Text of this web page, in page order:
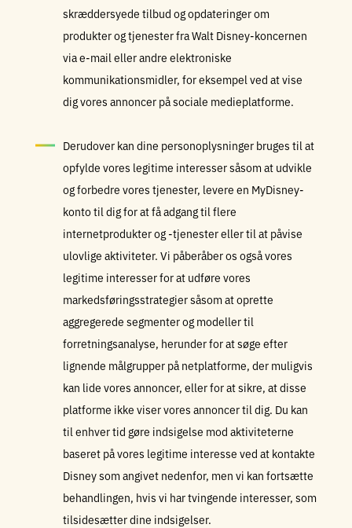
skræddersyede tilbud og opdateringer om
produkter og tjenester fra Walt Disney-koncernen
via e-mail eller andre elektroniske
kommunikationsmidler, for eksempel ved at vise
dig vores annoncer på sociale medieplatforme.
Derudover kan dine personoplysninger bruges til at
opfylde vores legitime interesser såsom at udvikle
og forbedre vores tjenester, levere en MyDisney-
konto til dig for at få adgang til flere
internetprodukter og -tjenester eller til at påvise
ulovlige aktiviteter. Vi påberåber os også vores
legitime interesser for at udføre vores
markedsføringsstrategier såsom at oprette
aggregerede segmenter og modeller til
forretningsanalyse, herunder for at søge efter
lignende målgrupper på netplatforme, der muligvis
kan lide vores annoncer, eller for at sikre, at disse
platforme ikke viser vores annoncer til dig. Du kan
til enhver tid gøre indsigelse mod aktiviteterne
baseret på vores legitime interesse ved at kontakte
Disney som angivet nedenfor, men vi kan fortsætte
behandlingen, hvis vi har tvingende interesser, som
tilsidesætter dine indsigelser.